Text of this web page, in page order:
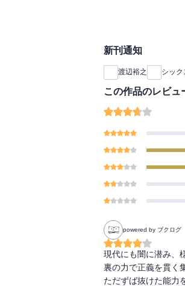
新刊通知
渡辺裕之 シック
この作品のレビュ
powered by ブクログ
現代にも闇に潜み、
裏の力で正義を貫く
ただずば抜けた能力